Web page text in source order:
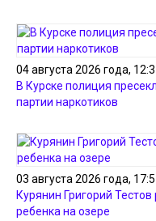
04 августа 2026 года,
В Курске полиция
партии наркотиков
03 августа 2026 года,
Курянин Григорий
ребенка на озере